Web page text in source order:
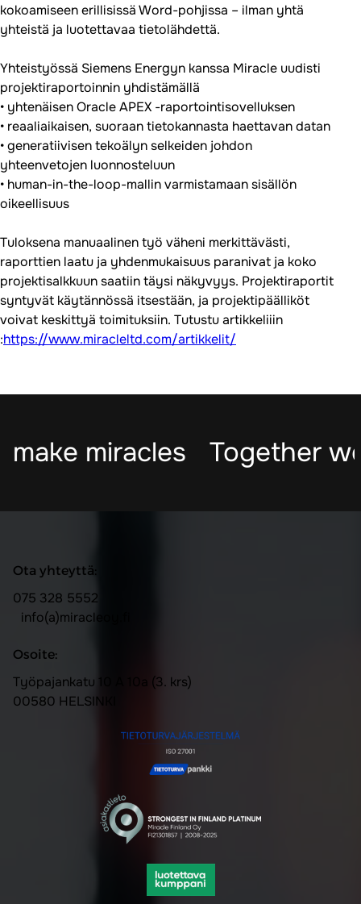
kokoamiseen erillisissä Word-pohjissa – ilman yhtä
yhteistä ja luotettavaa tietolähdettä.
Yhteistyössä Siemens Energyn kanssa Miracle uudisti
projektiraportoinnin yhdistämällä
• yhtenäisen Oracle APEX -raportointisovelluksen
• reaaliaikaisen, suoraan tietokannasta haettavan datan
• generatiivisen tekoälyn selkeiden johdon
yhteenvetojen luonnosteluun
• human-in-the-loop-mallin varmistamaan sisällön
oikeellisuus
Tuloksena manuaalinen työ väheni merkittävästi,
raporttien laatu ja yhdenmukaisuus paranivat ja koko
projektisalkkuun saatiin täysi näkyvyys. Projektiraportit
syntyvät käytännössä itsestään, ja projektipäälliköt
voivat keskittyä toimituksiin. Tutustu artikkeliiin
:https://www.miracleltd.com/artikkelit/
miracles Together
Ota yhteyttä:
075 328 5552
info(a)miracleoy.fi
Osoite:
Työpajankatu 10 A 10a (3. krs)
00580 HELSINKI